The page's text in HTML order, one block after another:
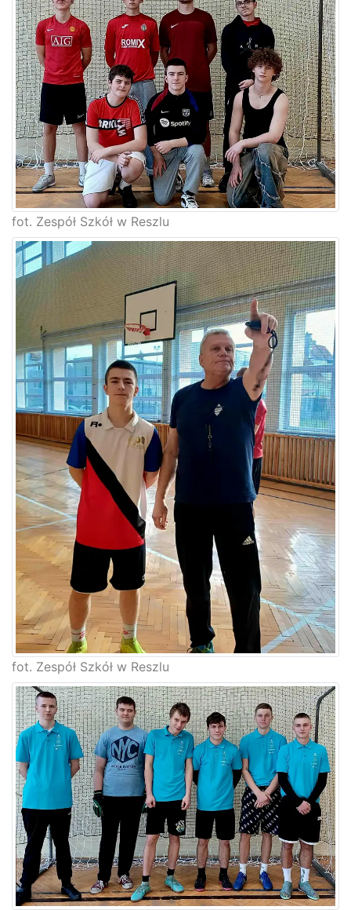
fot. Zespół Szkół w Reszlu
fot. Zespół Szkół w Reszlu